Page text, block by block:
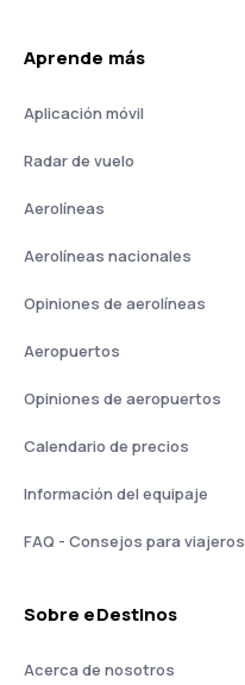
Aprende más
Aplicación móvil
Radar de vuelo
Aerolíneas
Aerolíneas nacionales
Opiniones de aerolíneas
Aeropuertos
Opiniones de aeropuertos
Calendario de precios
Información del equipaje
FAQ - Consejos para viajeros
Sobre eDestinos
Acerca de nosotros